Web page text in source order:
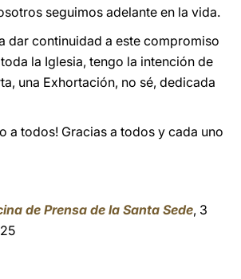
seguimos adelante en la vida.
dar continuidad a este compromiso
la Iglesia, tengo la intención de
una Exhortación, no sé, dedicada
a todos! Gracias a todos y cada uno
de Prensa de la Santa Sede, 3